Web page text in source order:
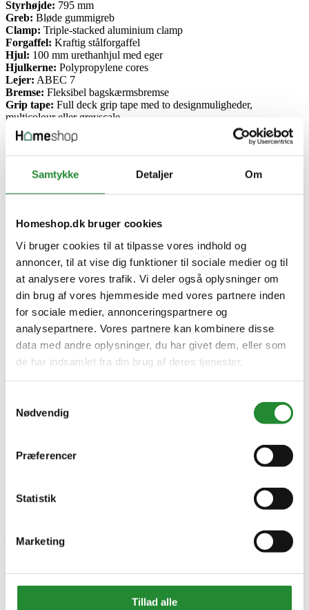
Samtykke Detaljer Om
Homeshop.dk bruger cookies
Vi bruger cookies til at tilpasse vores indhold og
annoncer, til at vise dig funktioner til sociale medier og til
at analysere vores trafik. Vi deler også oplysninger om
din brug af vores hjemmeside med vores partnere inden
for sociale medier, annonceringspartnere og
analysepartnere. Vores partnere kan kombinere disse
data med andre oplysninger, du har givet dem, eller som
de har indsamlet fra din brug af deres tjenester.
Nødvendig
Præferencer
Statistik
Marketing
Tillad alle
Styrhøjde: 795 mm
Greb: Bløde gummigreb
Clamp: Triple-stacked aluminium clamp
Forgaffel: Kraftig stålforgaffel
Hjul: 100 mm urethanhjul med eger
Hjulkerne: Polypropylene cores
Lejer: ABEC 7
Bremse: Fleksibel bagskærmsbremse
Grip tape: Full deck grip tape med to designmuligheder,
multicolour eller greyscale
Opgradering:
Kompatibel med standard aftermarket hjul, styr,
forgaffel og greb
Anvendelse:Trickkørsel, hop og aktiv løbehjulsleg
Lev. varenr.
EAN
845423024635
EAN-13
845423024635
Skriv produktanmeldelse
Ingen kundeanmeldelser for øjeblikket
Razor Pro XXX Trck Løbehjul - 13073427
Razor Pro XXX Trck Løbehjul